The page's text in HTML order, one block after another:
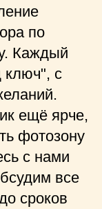
по
Каждый
ключ", с
ещё ярче,
фотозону
с нами
все
сроков